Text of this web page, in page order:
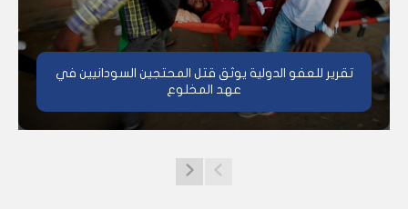
تقرير للعفو الدولية يوثق قتل المحتجين السودانيين في
عهد المخلوع